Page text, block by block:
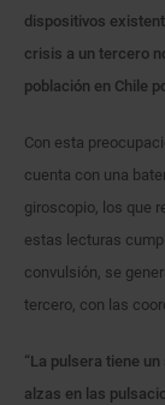
dispositivos
crisis a un tercero
población en Chile
Con esta
cuenta con una
giroscopio, los que
estas lecturas
convulsión, se
tercero, con las
“La pulsera tiene
alzas en las